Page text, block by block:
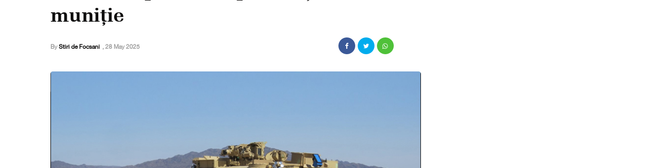
muniție
By Stiri de Focsani , 28 May 2025